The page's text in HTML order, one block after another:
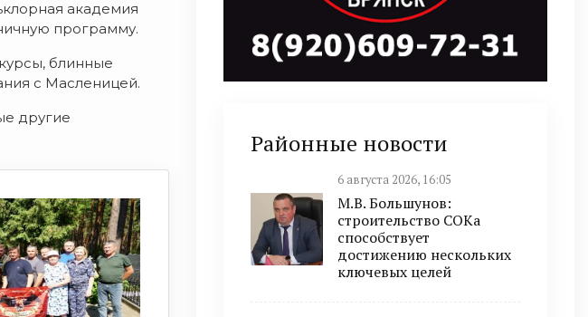
академия
программу.
блинные
с Масленицей.
другие
Районные новости
6 августа 2026, 16:05
М.В. Большунов:
строительство СОКа
способствует
достижению нескольких
ключевых целей